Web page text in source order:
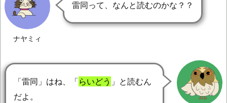
ナヤミィ
雷同って、なんと読むのかな？？
「雷同」はね、「らいどう 」と読むん
だよ。